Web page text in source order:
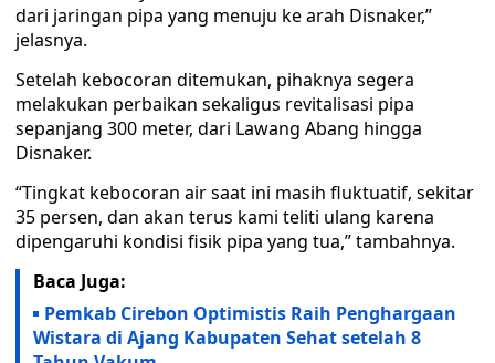
dari jaringan pipa yang menuju ke arah Disnaker,”
jelasnya.
Setelah kebocoran ditemukan, pihaknya segera
melakukan perbaikan sekaligus revitalisasi pipa
sepanjang 300 meter, dari Lawang Abang hingga
Disnaker.
“Tingkat kebocoran air saat ini masih fluktuatif, sekitar
35 persen, dan akan terus kami teliti ulang karena
dipengaruhi kondisi fisik pipa yang tua,” tambahnya.
Baca Juga:
Pemkab Cirebon Optimistis Raih Penghargaan
Wistara di Ajang Kabupaten Sehat setelah 8